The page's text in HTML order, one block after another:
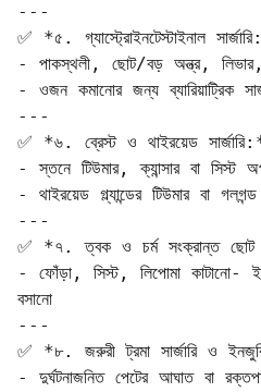
---
✅ *৫. গ্যাস্ট্রোইনটেস্টাইনাল
- পাকস্থলী, ছোট/বড় অন্ত্র, লিভার,
- ওজন কমানোর জন্য ব্যারিয়াট্রিক
---
✅ *৬. ব্রেস্ট ও থাইরয়েড
- স্তনে টিউমার, ক্যান্সার বা সিস্ট
- থাইরয়েড গ্ল্যান্ডের টিউমার বা
---
✅ *৭. ত্বক ও চর্ম সংক্রান্ত ছোট
- ফোঁড়া, সিস্ট, লিপোমা কাটানো-
বসানো
---
✅ *৮. জরুরী ট্রমা সার্জারি ও
- দুর্ঘটনাজনিত পেটের আঘাত বা